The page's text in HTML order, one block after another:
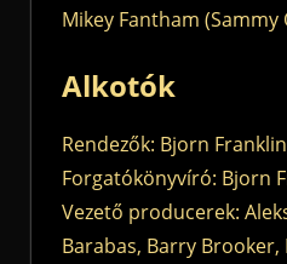
Mikey Fantham (Sammy
Alkotók
Rendezők: Bjorn
Forgatókönyvíró: Bjorn
Vezető producerek:
Barabas, Barry Brooker,